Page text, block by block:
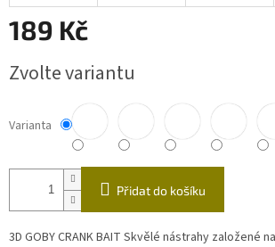
189 Kč
cena:
Zvolte variantu
Varianta
Přidat do košíku
3D GOBY CRANK BAIT Skvělé nástrahy založené